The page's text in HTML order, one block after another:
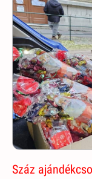
Száz